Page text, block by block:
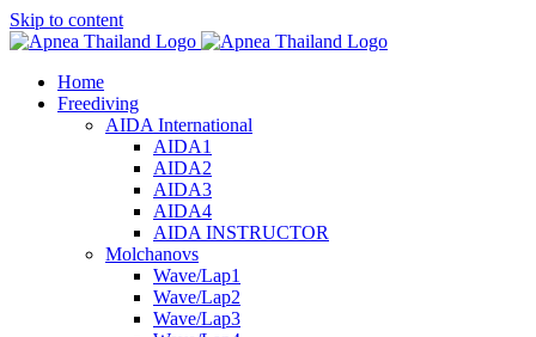
Skip to content
Home
Freediving
AIDA International
AIDA1
AIDA2
AIDA3
AIDA4
AIDA INSTRUCTOR
Molchanovs
Wave/Lap1
Wave/Lap2
Wave/Lap3